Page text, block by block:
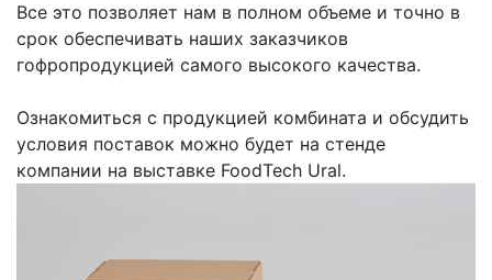
Все это позволяет нам в полном объеме и точно в
срок обеспечивать наших заказчиков
гофропродукцией самого высокого качества.
Ознакомиться с продукцией комбината и обсудить
условия поставок можно будет на стенде
компании на выставке FoodTech Ural.